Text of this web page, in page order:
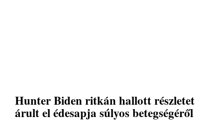
Hunter Biden ritkán hallott részletet
árult el édesapja súlyos betegségéről